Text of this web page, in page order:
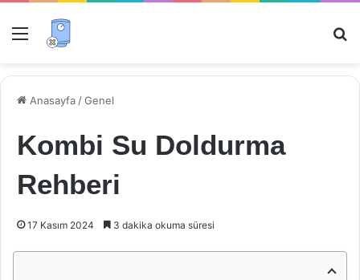
Menü
Anasayfa /Genel
Kombi Su Doldurma
Rehberi
17 Kasım 2024 3 dakika okuma süresi